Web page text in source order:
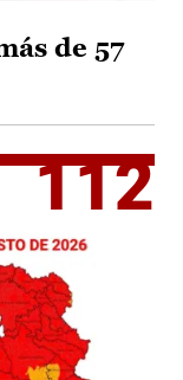
de 57
112